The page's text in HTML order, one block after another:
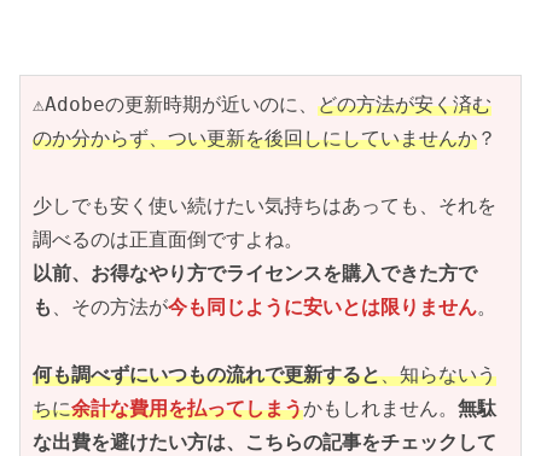
⚠Adobeの更新時期が近いのに、 どの方法が安く済む
のか分からず、つい更新を後回しにしていませんか ？
少しでも安く使い続けたい気持ちはあっても、それを
調べるのは正直面倒ですよね。
以前、お得なやり方でライセンスを購入できた方で
も 、その方法が今も同じように安いとは限りません。
何も調べずにいつもの流れで更新すると、知らないう
ちに余計な費用を払ってしまうかもしれません。 無駄
な出費を避けたい方は、こちらの記事をチェックして